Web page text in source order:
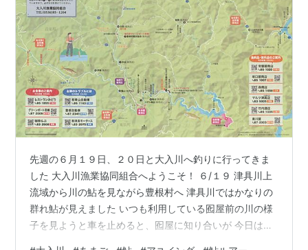
先週の６月１９日、２０日と大入川へ釣りに行ってきま
した 大入川漁業協同組合へようこそ！ ６/１９ 津具川上
流域から川の鮎を見ながら豊根村へ 津具川ではかなりの
群れ鮎が見えました いつも利用している囮屋前の川の様
子を見ようと車を止めると、囮屋に知り合いが 今日は囮